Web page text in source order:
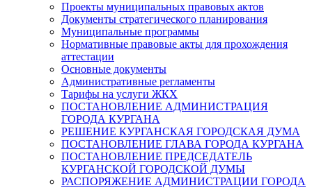
Проекты муниципальных правовых актов
Документы стратегического планирования
Муниципальные программы
Нормативные правовые акты для прохождения
аттестации
Основные документы
Административные регламенты
Тарифы на услуги ЖКХ
ПОСТАНОВЛЕНИЕ АДМИНИСТРАЦИЯ
ГОРОДА КУРГАНА
РЕШЕНИЕ КУРГАНСКАЯ ГОРОДСКАЯ ДУМА
ПОСТАНОВЛЕНИЕ ГЛАВА ГОРОДА КУРГАНА
ПОСТАНОВЛЕНИЕ ПРЕДСЕДАТЕЛЬ
КУРГАНСКОЙ ГОРОДСКОЙ ДУМЫ
РАСПОРЯЖЕНИЕ АДМИНИСТРАЦИИ ГОРОДА